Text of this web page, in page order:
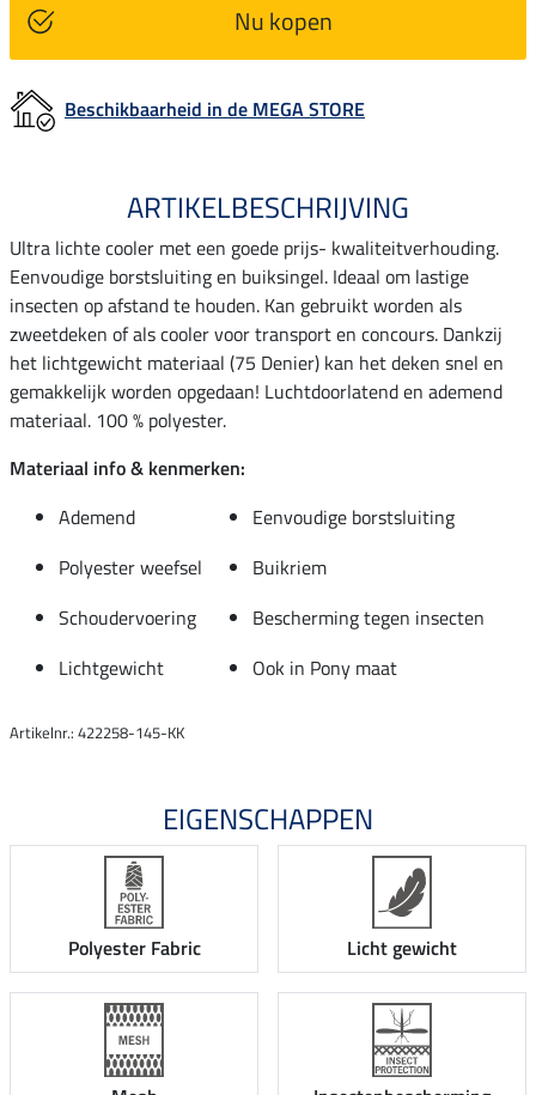
Nu kopen
Beschikbaarheid in de MEGA STORE
ARTIKELBESCHRIJVING
Ultra lichte cooler met een goede prijs- kwaliteitverhouding.
Eenvoudige borstsluiting en buiksingel. Ideaal om lastige
insecten op afstand te houden. Kan gebruikt worden als
zweetdeken of als cooler voor transport en concours. Dankzij
het lichtgewicht materiaal (75 Denier) kan het deken snel en
gemakkelijk worden opgedaan! Luchtdoorlatend en ademend
materiaal. 100 % polyester.
Materiaal info & kenmerken:
Ademend
Eenvoudige borstsluiting
Polyester weefsel
Buikriem
Schoudervoering
Bescherming tegen insecten
Lichtgewicht
Ook in Pony maat
Artikelnr.: 422258-145-KK
EIGENSCHAPPEN
Polyester Fabric Licht gewicht